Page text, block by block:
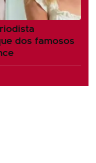
dos famosos